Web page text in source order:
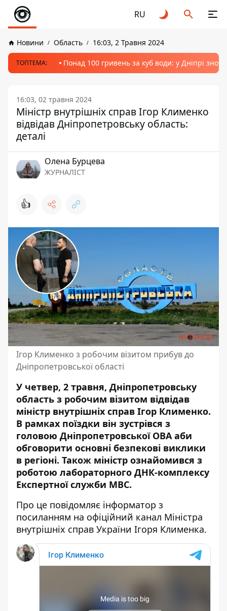
RU
Новини Область 16:03, 2 Травня 2024
ТОПТЕМА: Понад 100 гривень за куб води: у Дніпрі
16:03, 02 травня 2024
Міністр внутрішніх справ Ігор Клименко
відвідав Дніпропетровську область:
деталі
Олена Бурцева
ЖУРНАЛІСТ
👍
Ігор Клименко з робочим візитом прибув до
Дніпропетровської області
У четвер, 2 травня, Дніпропетровську
область з робочим візитом відвідав
міністр внутрішніх справ Ігор Клименко.
В рамках поїздки він зустрівся з
головою Дніпропетровської ОВА аби
обговорити основні безпекові виклики
в регіоні. Також міністр ознайомився з
роботою лабораторного ДНК-комплексу
Експертної служби МВС.
Про це повідомляє інформатор з
посиланням на офіційний канал Міністра
внутрішніх справ України Ігоря Клименка.